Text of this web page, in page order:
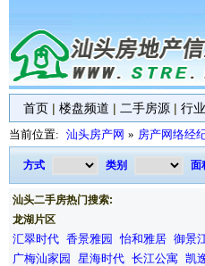
首页 | 楼盘频道 | 二手房源 | 行
当前位置: 汕头房产网 » 房产网络经
方式 类别 面
汕头二手房热门搜索:
龙湖片区
汇翠时代 香景雅园 怡和雅居 御景
广梅汕家园
星海时代 长江公寓 凯